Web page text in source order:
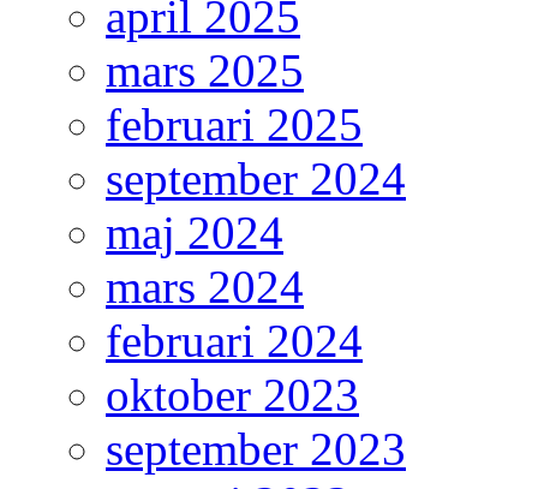
april 2025
mars 2025
februari 2025
september 2024
maj 2024
mars 2024
februari 2024
oktober 2023
september 2023